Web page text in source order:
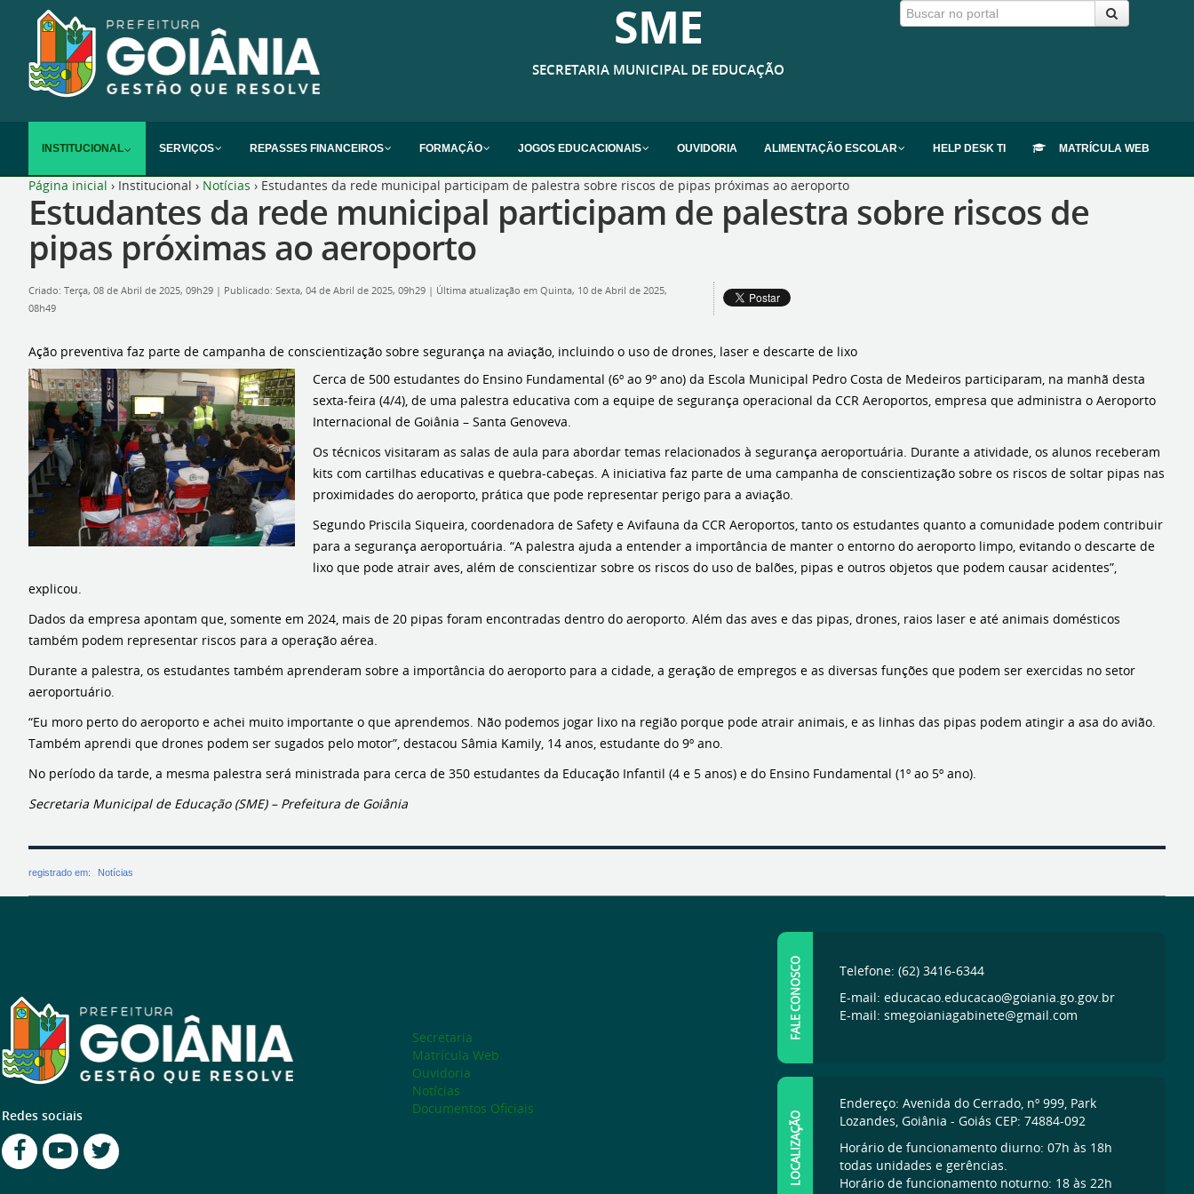
SME
SECRETARIA MUNICIPAL DE EDUCAÇÃO
INSTITUCIONAL SERVIÇOS REPASSES FINANCEIROS FORMAÇÃO JOGOS EDUCACIONAIS OUVIDORIA ALIMENTAÇÃO ESCOLAR HELP DESK TI MATRÍCULA WEB
Página inicial › Institucional › Notícias › Estudantes da rede municipal participam de palestra sobre riscos de pipas próximas ao aeroporto
Estudantes da rede municipal participam de palestra sobre riscos de
pipas próximas ao aeroporto
Criado: Terça, 08 de Abril de 2025, 09h29 | Publicado: Sexta, 04 de Abril de 2025, 09h29 | Última atualização em Quinta, 10 de Abril de 2025,
08h49
Ação preventiva faz parte de campanha de conscientização sobre segurança na aviação, incluindo o uso de drones, laser e descarte de lixo
Cerca de 500 estudantes do Ensino Fundamental (6º ao 9º ano) da Escola Municipal Pedro Costa de Medeiros participaram, na manhã desta
sexta-feira (4/4), de uma palestra educativa com a equipe de segurança operacional da CCR Aeroportos, empresa que administra o Aeroporto
Internacional de Goiânia – Santa Genoveva.
Os técnicos visitaram as salas de aula para abordar temas relacionados à segurança aeroportuária. Durante a atividade, os alunos receberam
kits com cartilhas educativas e quebra-cabeças. A iniciativa faz parte de uma campanha de conscientização sobre os riscos de soltar pipas nas
proximidades do aeroporto, prática que pode representar perigo para a aviação.
Segundo Priscila Siqueira, coordenadora de Safety e Avifauna da CCR Aeroportos, tanto os estudantes quanto a comunidade podem contribuir
para a segurança aeroportuária. “A palestra ajuda a entender a importância de manter o entorno do aeroporto limpo, evitando o descarte de
lixo que pode atrair aves, além de conscientizar sobre os riscos do uso de balões, pipas e outros objetos que podem causar acidentes”,
explicou.
Dados da empresa apontam que, somente em 2024, mais de 20 pipas foram encontradas dentro do aeroporto. Além das aves e das pipas, drones, raios laser e até animais domésticos
também podem representar riscos para a operação aérea.
Durante a palestra, os estudantes também aprenderam sobre a importância do aeroporto para a cidade, a geração de empregos e as diversas funções que podem ser exercidas no setor
aeroportuário.
“Eu moro perto do aeroporto e achei muito importante o que aprendemos. Não podemos jogar lixo na região porque pode atrair animais, e as linhas das pipas podem atingir a asa do avião.
Também aprendi que drones podem ser sugados pelo motor”, destacou Sâmia Kamily, 14 anos, estudante do 9º ano.
No período da tarde, a mesma palestra será ministrada para cerca de 350 estudantes da Educação Infantil (4 e 5 anos) e do Ensino Fundamental (1º ao 5º ano).
Secretaria Municipal de Educação (SME) – Prefeitura de Goiânia
registrado em: Notícias
Redes sociais
Secretaria
Matrícula Web
Ouvidoria
Notícias
Documentos Oficiais
FALE CONOSCO
Telefone: (62) 3416-6344
E-mail: educacao.educacao@goiania.go.gov.br
E-mail: smegoianiagabinete@gmail.com
LOCALIZAÇÃO
Endereço: Avenida do Cerrado, nº 999, Park
Lozandes, Goiânia - Goiás CEP: 74884-092
Horário de funcionamento diurno: 07h às 18h
todas unidades e gerências.
Horário de funcionamento noturno: 18 às 22h